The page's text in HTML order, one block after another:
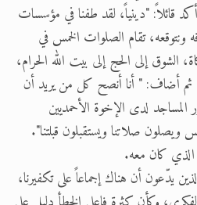
قائلاً: "دينياً، لقد طفنا في مؤسسات
ونتوقعه، تقام الصلوات الخمس في
الشوق إلى الحج إلى بيت الله الحرام،
ثم أضاف: " أنا أنصح كل من يريد أن
لدى الإخوة الأحمديين
ويصلون صلاتنا ويستقبلون قبلتنا".
الذي كان معه.
يدّعون أن هناك إجماعاً على تكفيرنا،